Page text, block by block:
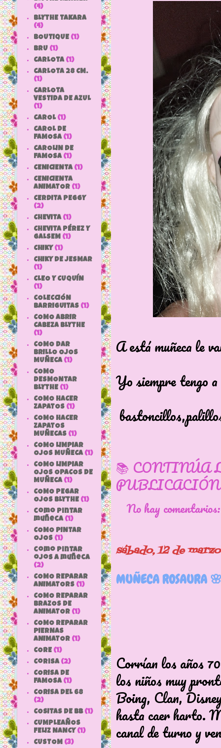
A está muñeca le
Yo siempre tengo
📚 CONTINÚA
No hay
sábado, 12 de
MUÑECA ROSAURA
Corrían los años
los niños muy
Boing, Clan,
hasta caer harto.
canal de turno y
(4)
BLYTHE TAKARA
(4)
BOUTIQUE (1)
BRU (1)
CARLOTA (1)
CARLOTA 28 CM.
(1)
CARLOTA
VESTIDA DE AZUL
(1)
CAROL (1)
CAROL DE
FAMOSA (1)
CAROLIN DE
FAMOSA (1)
CENICIENTA (1)
CENICIENTA
ANIMATOR (1)
CERDITA PEGGY
(2)
CHEVITA (1)
CHEVITA PÉREZ Y
GALSEM (1)
CHIKY (1)
CHIKY DE JESMAR
(1)
CLEO Y CUQUÍN
(1)
COLECCIÓN
BARRIGUITAS (1)
COMO ABRIR
CABEZA BLYTHE
(1)
COMO DAR
BRILLO OJOS
MUÑECA (1)
COMO
DESMONTAR
BLYTHE (1)
COMO HACER
ZAPATOS (1)
COMO HACER
ZAPATOS
MUÑECAS (1)
COMO LIMPIAR
OJOS MUÑECA (1)
COMO LIMPIAR
OJOS OPACOS DE
MUÑECA (1)
COMO PEGAR
OJOS BLYTHE (1)
como pintar
muñeca (1)
COMO PINTAR
OJOS (1)
como pintar
ojos a muñeca
(2)
COMO REPARAR
ANIMATORS (1)
COMO REPARAR
BRAZOS DE
ANIMATOR (1)
COMO REPARAR
PIERNAS
ANIMATOR (1)
CORE (1)
Corisa (2)
CORISA DE
FAMOSA (1)
CORISA DEL 68
(2)
COSITAS DE bb (1)
CUMPLEAÑOS
FELIZ NANCY (1)
CUSTOM (3)